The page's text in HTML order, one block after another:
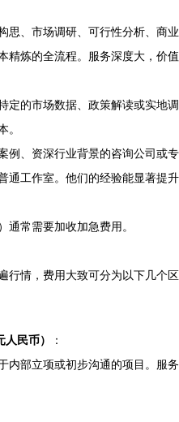
思、市场调研、可行性分析、商业
精炼的全流程。服务深度大，价值
定的市场数据、政策解读或实地调
。
例、资深行业背景的咨询公司或专
通工作室。他们的经验能显著提升
通常需要加收加急费用。
行情，费用大致可分为以下几个区
民币）
：
内部立项或初步沟通的项目。服务